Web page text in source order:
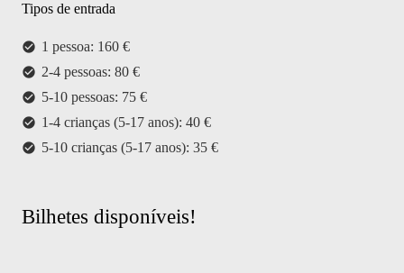
Tipos de entrada
check_circle 1 pessoa: 160 €
check_circle 2-4 pessoas: 80 €
check_circle 5-10 pessoas: 75 €
check_circle 1-4 crianças (5-17 anos): 40 €
check_circle 5-10 crianças (5-17 anos): 35 €
Bilhetes disponíveis!